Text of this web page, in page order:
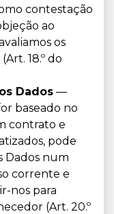
contestação
ao
os
18.º do
Dados —
baseado no
contrato e
pode
Dados num
corrente e
nos para
(Art. 20.º